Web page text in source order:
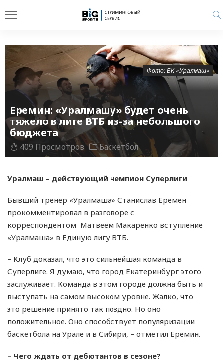
Еремин: «Уралмашу» будет очень
тяжело в лиге ВТБ из-за небольшого
бюджета
409 Просмотров Баскетбол
Фото: БК «Уралмаш»
Уралмаш – действующий чемпион Суперлиги
Бывший тренер «Уралмаша» Станислав Еремен
прокомментировал в разговоре с
корреспондентом Матвеем Макаренко вступление
«Уралмаша» в Единую лигу ВТБ.
– Клуб доказал, что это сильнейшая команда в
Суперлиге. Я думаю, что город Екатеринбург этого
заслуживает. Команда в этом городе должна быть и
выступать на самом высоком уровне. Жалко, что
это решение принято так поздно. Но оно
положительное. Оно способствует популяризации
баскетбола на Урале и в Сибири, – отметил Еремин.
– Чего ждать от дебютантов в сезоне?